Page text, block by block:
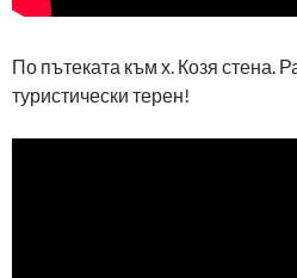
По пътеката към х. Козя стена.
туристически терен!